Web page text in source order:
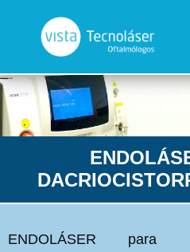
ENDOLÁSER